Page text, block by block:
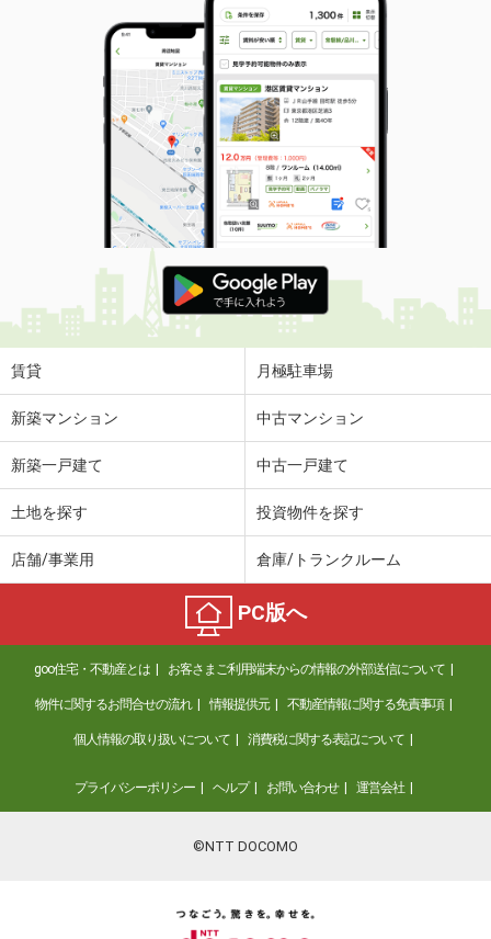
賃貸 月極駐車場
新築マンション 中古マンション
新築一戸建て 中古一戸建て
土地を探す 投資物件を探す
店舗/事業用 倉庫/トランクルーム
PC版へ
goo住宅・不動産とは お客さまご利用端末からの情報の外部送信について
物件に関するお問合せの流れ 情報提供元 不動産情報に関する免責事項
個人情報の取り扱いについて 消費税に関する表記について
プライバシーポリシー ヘルプ お問い合わせ 運営会社
©NTT DOCOMO